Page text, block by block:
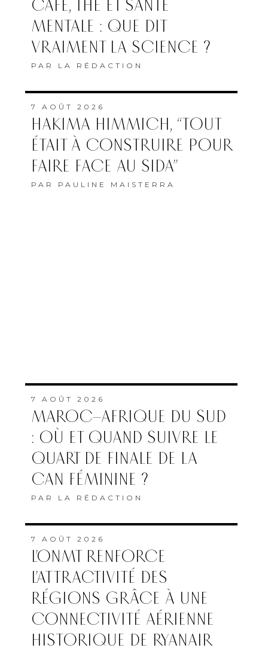
CAFÉ, THÉ ET SANTÉ
MENTALE : QUE DIT
VRAIMENT LA SCIENCE ?
PAR LA RÉDACTION
7 AOÛT 2026
HAKIMA HIMMICH, “TOUT
ÉTAIT À CONSTRUIRE POUR
FAIRE FACE AU SIDA”
PAR PAULINE MAISTERRA
7 AOÛT 2026
MAROC–AFRIQUE DU SUD
: OÙ ET QUAND SUIVRE LE
QUART DE FINALE DE LA
CAN FÉMININE ?
PAR LA RÉDACTION
7 AOÛT 2026
L’ONMT RENFORCE
L’ATTRACTIVITÉ DES
RÉGIONS GRÂCE À UNE
CONNECTIVITÉ AÉRIENNE
HISTORIQUE DE RYANAIR